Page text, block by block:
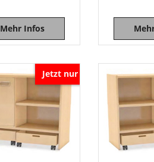
Mehr Infos
Jetzt nur